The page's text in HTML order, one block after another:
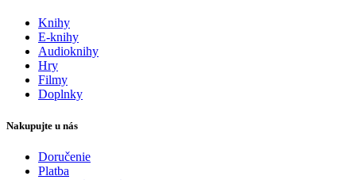
Knihy
E-knihy
Audioknihy
Hry
Filmy
Doplnky
Nakupujte u nás
Doručenie
Platba